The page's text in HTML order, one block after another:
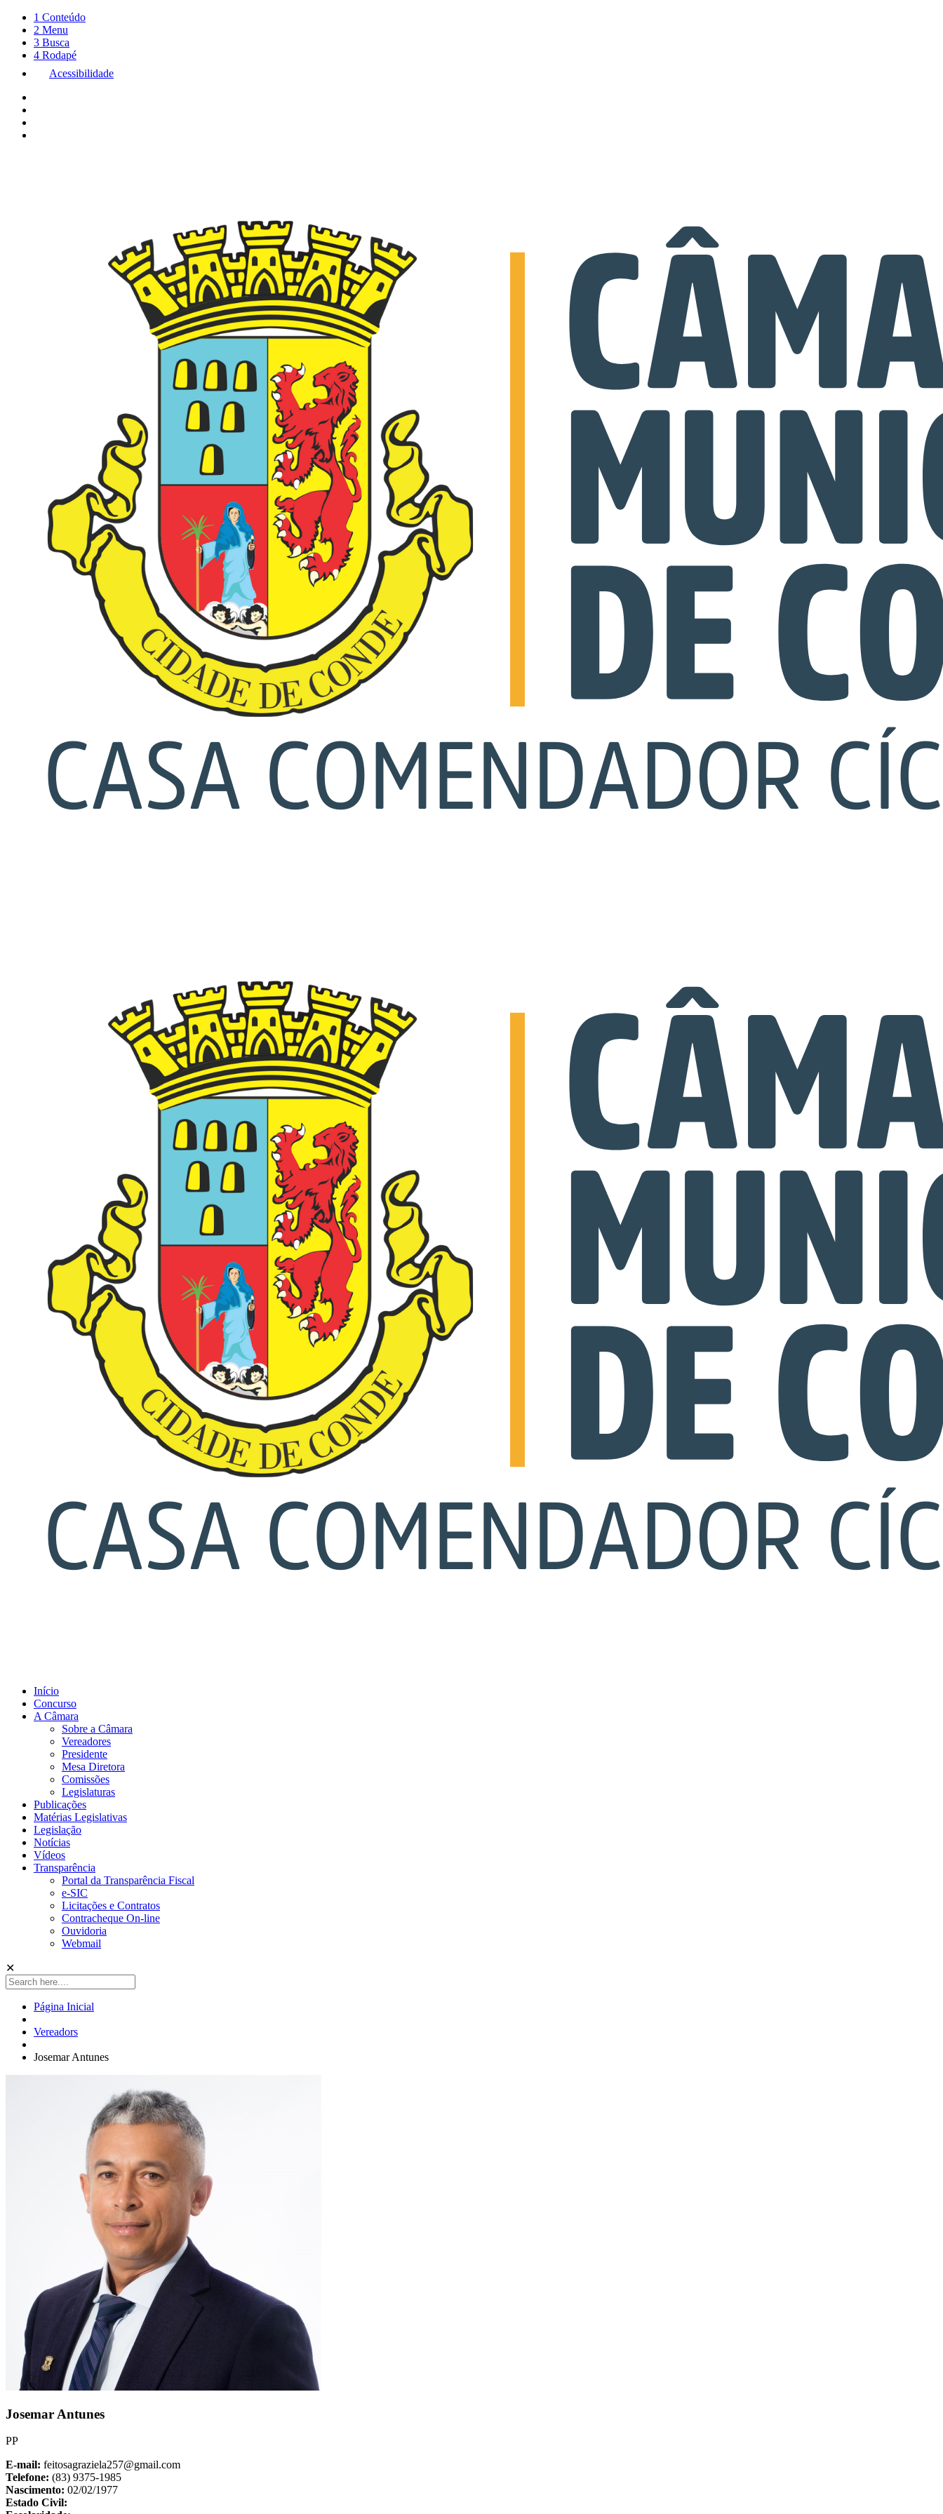
1 Conteúdo
2 Menu
3 Busca
4 Rodapé
Acessibilidade
Início
Concurso
A Câmara
Sobre a Câmara
Vereadores
Presidente
Mesa Diretora
Comissões
Legislaturas
Publicações
Matérias Legislativas
Legislação
Notícias
Vídeos
Transparência
Portal da Transparência Fiscal
e-SIC
Licitações e Contratos
Contracheque On-line
Ouvidoria
Webmail
✕
Página Inicial
Vereadors
Josemar Antunes
Josemar Antunes
PP
E-mail: feitosagraziela257@gmail.com
Telefone: (83) 9375-1985
Nascimento: 02/02/1977
Estado Civil: